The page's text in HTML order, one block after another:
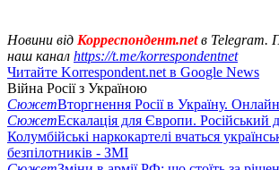
Новини від Корреспондент.netв Telegram.
наш канал https://t.me/korrespondentnet
Читайте Korrespondent.net в Google News
Війна Росії з Україною
СюжетВторгнення Росії в Україну. Онлайн
СюжетЕскалація для Європи. Російський
Колумбійські наркокартелі вчаться
безпілотників - ЗМІ